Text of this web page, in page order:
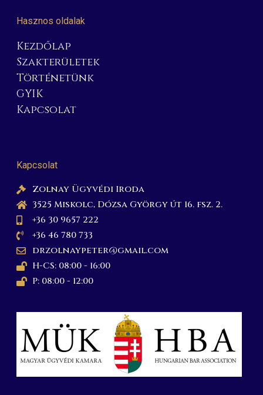
Hasznos oldalak
Kezdőlap
Szakterületek
Történetünk
GYIK
Kapcsolat
Kapcsolat
Zolnay Ügyvédi Iroda
3525 Miskolc, Dózsa György út 16. fsz. 2.
+36 30 9657 222
+36 46 780 733
drzolnaypeter@gmail.com
H-CS: 08:00 - 16:00
P: 08:00 - 12:00